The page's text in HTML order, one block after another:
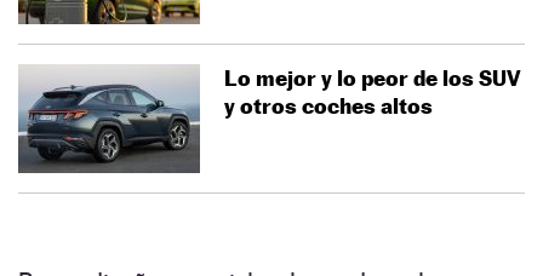
Lo mejor y lo peor de los SUV
y otros coches altos